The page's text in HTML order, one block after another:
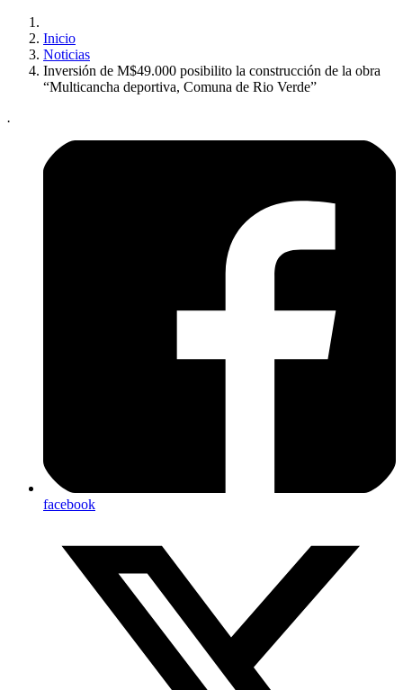
Inicio
Noticias
Inversión de M$49.000 posibilito la construcción de la obra
“Multicancha deportiva, Comuna de Rio Verde”
.
facebook